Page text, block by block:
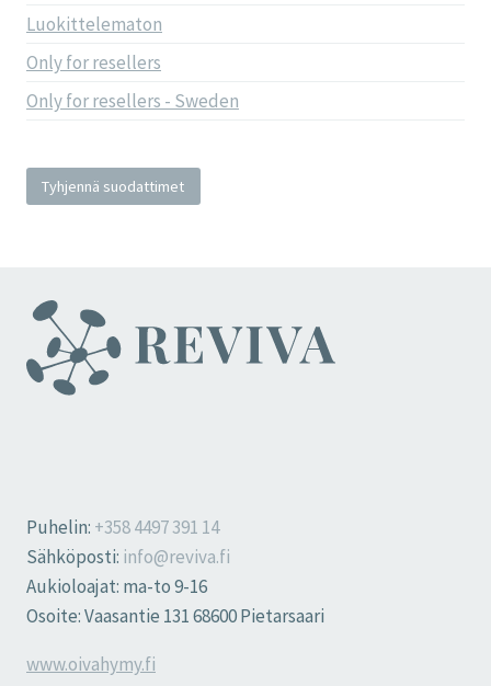
Luokittelematon
Only for resellers
Only for resellers - Sweden
Tyhjennä suodattimet
Puhelin: +358 4497 391 14
Sähköposti: info@reviva.fi
Aukioloajat: ma-to 9-16
Osoite: Vaasantie 131 68600 Pietarsaari
www.oivahymy.fi